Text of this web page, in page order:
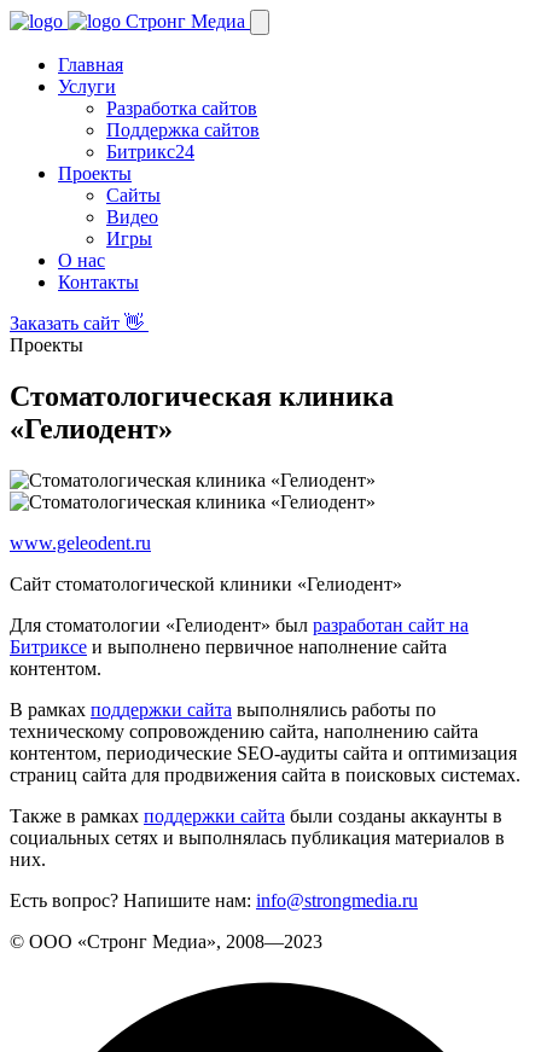
Стронг Медиа
Главная
Услуги
Разработка сайтов
Поддержка сайтов
Битрикс24
Проекты
Сайты
Видео
Игры
О нас
Контакты
Заказать сайт 👋
Проекты
Стоматологическая клиника
«Гелиодент»
www.geleodent.ru
Сайт стоматологической клиники «Гелиодент»
Для стоматологии «Гелиодент» был разработан сайт на
Битриксе и выполнено первичное наполнение сайта
контентом.
В рамках поддержки сайта выполнялись работы по
техническому сопровождению сайта, наполнению сайта
контентом, периодические SEO-аудиты сайта и оптимизация
страниц сайта для продвижения сайта в поисковых системах.
Также в рамках поддержки сайта были созданы аккаунты в
социальных сетях и выполнялась публикация материалов в
них.
Есть вопрос? Напишите нам: info@strongmedia.ru
© ООО «Стронг Медиа», 2008—2023